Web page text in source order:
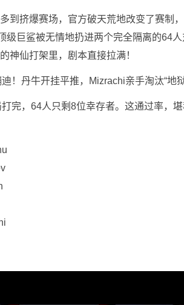
到挤爆赛场，官方破天荒地改变了赛制
级巨鲨被无情地扔进两个完全隔离的64
神仙打架里，剧本直接拉满！
！丹牛开挂平推，Mizrachi亲手淘汰“地
完，64人只剩8位幸存者。这通过率，堪